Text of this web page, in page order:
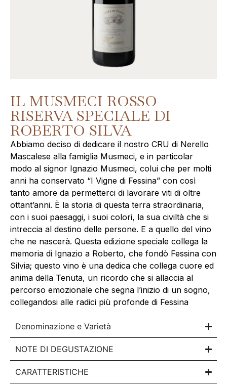
IL MUSMECI ROSSO
RISERVA SPECIALE DI
ROBERTO SILVA
Abbiamo deciso di dedicare il nostro CRU di Nerello
Mascalese alla famiglia Musmeci, e in particolar
modo al signor Ignazio Musmeci, colui che per molti
anni ha conservato “I Vigne di Fessina” con così
tanto amore da permetterci di lavorare viti di oltre
ottant’anni. È la storia di questa terra straordinaria,
con i suoi paesaggi, i suoi colori, la sua civiltà che si
intreccia al destino delle persone. E a quello del vino
che ne nascerà. Questa edizione speciale collega la
memoria di Ignazio a Roberto, che fondò Fessina con
Silvia; questo vino è una dedica che collega cuore ed
anima della Tenuta, un ricordo che si allaccia al
percorso emozionale che segna l’inizio di un sogno,
collegandosi alle radici più profonde di Fessina
Denominazione e Varietà
NOTE DI DEGUSTAZIONE
CARATTERISTICHE